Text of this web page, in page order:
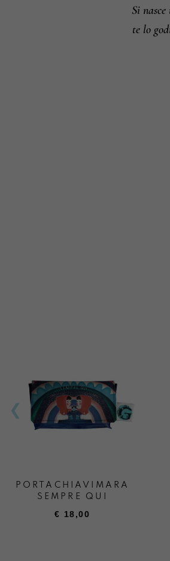
Si
te lo
PORTACHIAVIMARA
SEMPRE QUI
€ 18,00